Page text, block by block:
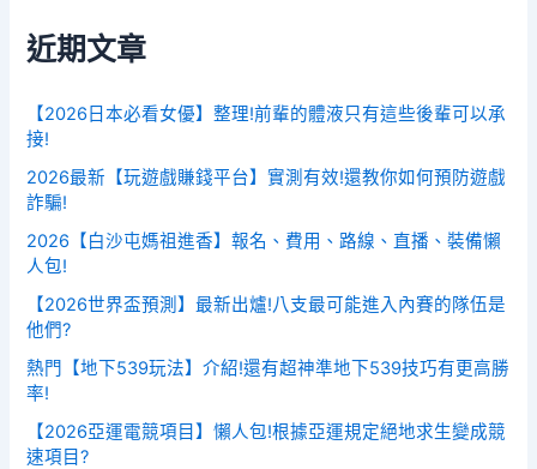
近期文章
【2026日本必看女優】整理!前輩的體液只有這些後輩可以承
接!
2026最新【玩遊戲賺錢平台】實測有效!還教你如何預防遊戲
詐騙!
2026【白沙屯媽祖進香】報名、費用、路線、直播、裝備懶
人包!
【2026世界盃預測】最新出爐!八支最可能進入內賽的隊伍是
他們?
熱門【地下539玩法】介紹!還有超神準地下539技巧有更高勝
率!
【2026亞運電競項目】懶人包!根據亞運規定絕地求生變成競
速項目?